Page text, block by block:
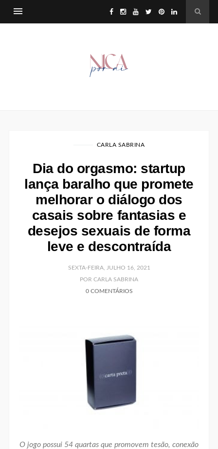
CARLA SABRINA
Dia do orgasmo: startup
lança baralho que promete
melhorar o diálogo dos
casais sobre fantasias e
desejos sexuais de forma
leve e descontraída
SEXTA-FEIRA, JULHO 16, 2021
POR CARLA SABRINA
0 COMENTÁRIOS
O jogo possui 54 quartas que promovem tesão, conexão